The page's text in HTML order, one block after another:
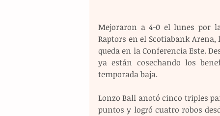
Mejoraron a 4-0 el lunes por
Raptors en el Scotiabank
queda en la Conferencia Este.
ya están cosechando los
temporada baja.
Lonzo Ball anotó cinco triples
puntos y logró cuatro robos